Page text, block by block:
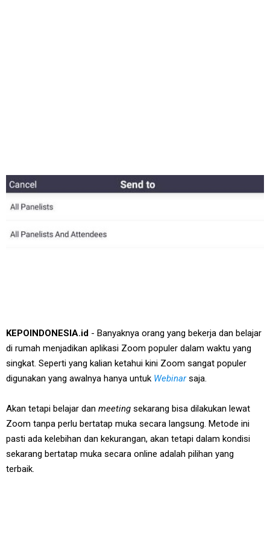
KEPOINDONESIA.id - Banyaknya orang yang bekerja dan belajar
di rumah menjadikan aplikasi Zoom populer dalam waktu yang
singkat. Seperti yang kalian ketahui kini Zoom sangat populer
digunakan yang awalnya hanya untuk Webinarsaja.
Akan tetapi belajar dan meeting sekarang bisa dilakukan lewat
Zoom tanpa perlu bertatap muka secara langsung. Metode ini
pasti ada kelebihan dan kekurangan, akan tetapi dalam kondisi
sekarang bertatap muka secara online adalah pilihan yang
terbaik.